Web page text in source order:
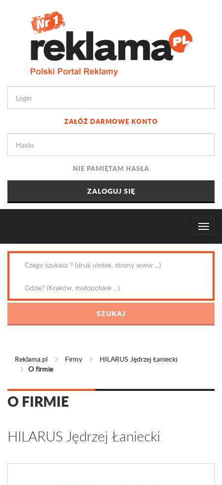
ZAŁÓŻ DARMOWE KONTO
NIE PAMIĘTAM HASŁA
Reklama.pl Firmy
HILARUS Jędrzej Łaniecki
O firmie
O FIRMIE
HILARUS Jędrzej Łaniecki